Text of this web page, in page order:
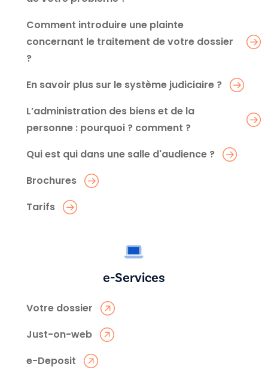
Comment introduire une plainte
concernant le traitement de votre dossier
?
En savoir plus sur le système judiciaire ?
L’administration des biens et de la
personne : pourquoi ? comment ?
Qui est qui dans une salle d'audience ?
Brochures
Tarifs
e-Services
Votre dossier
Just-on-web
e-Deposit